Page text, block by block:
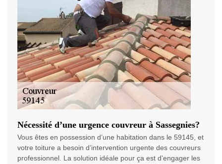
Nécessité d’une urgence couvreur à Sassegnies?
Vous êtes en possession d’une habitation dans le 59145, et
votre toiture a besoin d’intervention urgente des couvreurs
professionnel. La solution idéale pour ça est d’engager les